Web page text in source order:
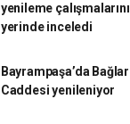
yenileme çalışmalarını
yerinde inceledi
Bayrampaşa’da Bağlar
Caddesi yenileniyor